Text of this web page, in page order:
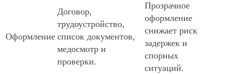
Оформление
Договор,
трудоустройство,
список документов,
медосмотр и
проверки.
Прозрачное
оформление
снижает риск
задержек и
спорных
ситуаций.